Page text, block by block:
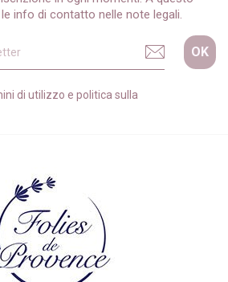
info di contatto nelle note legali.
di utilizzo e politica sulla